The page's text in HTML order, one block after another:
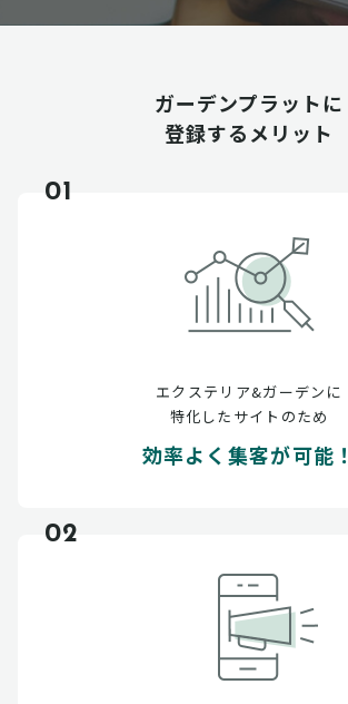
ガーデンプラットに
登録するメリット
01
エクステリア&ガーデンに
特化したサイトのため
効率よく集客が可能！
02